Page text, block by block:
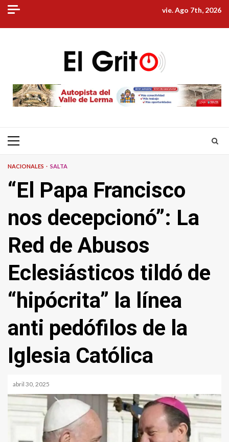
Skip
content
vie. Ago 7th, 2026
Primary
NACIONALES SALTA
“El Papa Francisco
nos decepcionó”: La
Red de Abusos
Eclesiásticos tildó de
“hipócrita” la línea
anti pedófilos de la
Iglesia Católica
abril 30, 2025